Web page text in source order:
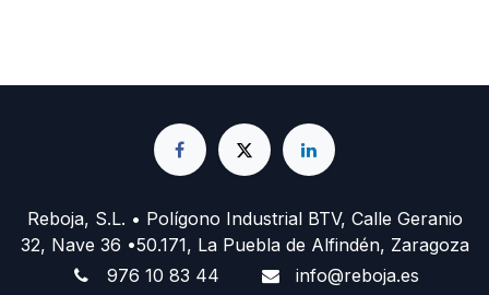
Reboja, S.L. • Polígono Industrial BTV, Calle Geranio
32, Nave 36 •50.171, La Puebla de Alfindén, Zaragoza
976 10 83 44
info@reboja.es